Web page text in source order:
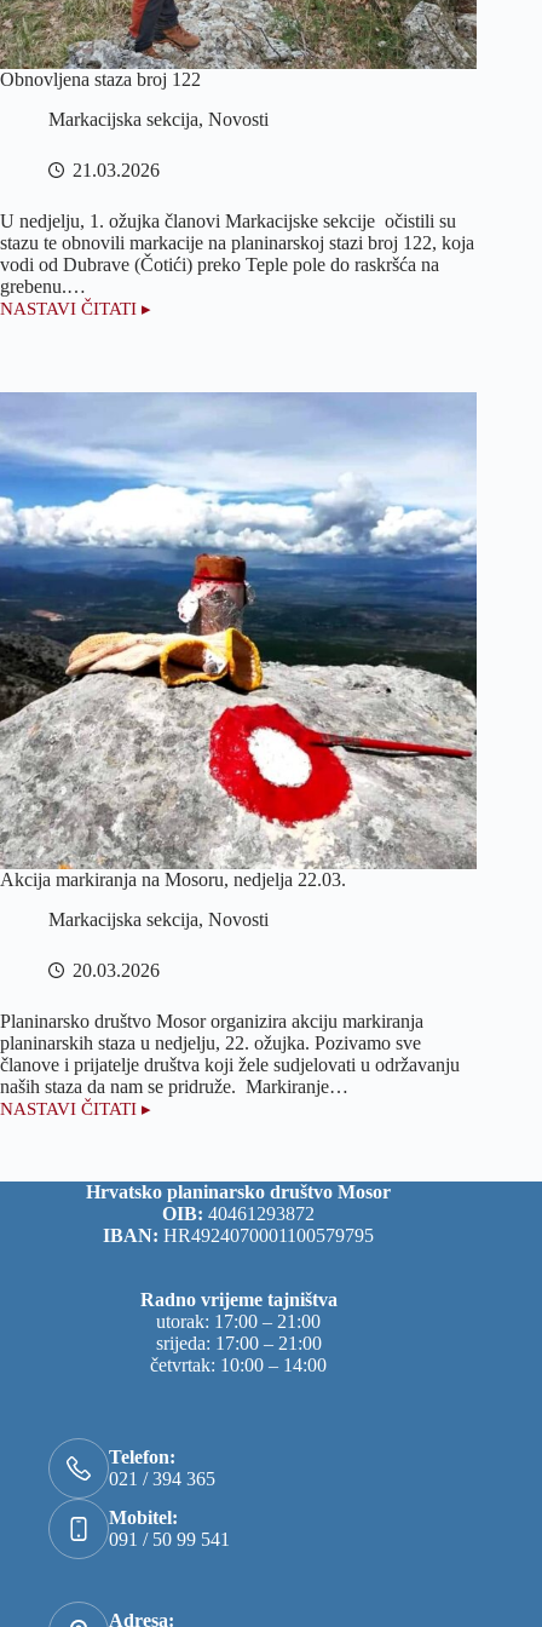
Obnovljena staza broj 122
Markacijska sekcija, Novosti
21.03.2026
U nedjelju, 1. ožujka članovi Markacijske sekcije očistili su
stazu te obnovili markacije na planinarskoj stazi broj 122, koja
vodi od Dubrave (Čotići) preko Teple pole do raskršća na
grebenu.…
NASTAVI ČITATI ▸
Obnovljena
Akcija markiranja na Mosoru, nedjelja 22.03.
Markacijska sekcija, Novosti
20.03.2026
Planinarsko društvo Mosor organizira akciju markiranja
planinarskih staza u nedjelju, 22. ožujka. Pozivamo sve
članove i prijatelje društva koji žele sudjelovati u održavanju
naših staza da nam se pridruže. Markiranje…
NASTAVI ČITATI ▸
Akcija
Mosoru,
Hrvatsko planinarsko društvo Mosor
OIB: 40461293872
IBAN: HR4924070001100579795
Radno vrijeme tajništva
utorak: 17:00 – 21:00
srijeda: 17:00 – 21:00
četvrtak: 10:00 – 14:00
Telefon:
021 / 394 365
Mobitel:
091 / 50 99 541
Adresa: